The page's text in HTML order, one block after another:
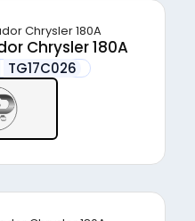
Chrysler 180A
TG17C026